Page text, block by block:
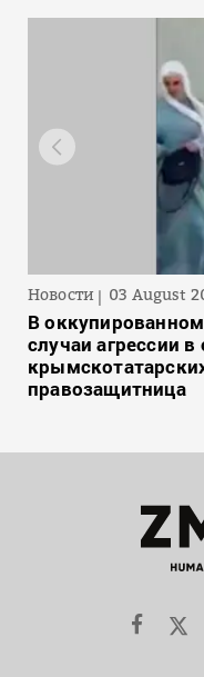
Новости 03 August
В
случаи агрессии
правозащитница